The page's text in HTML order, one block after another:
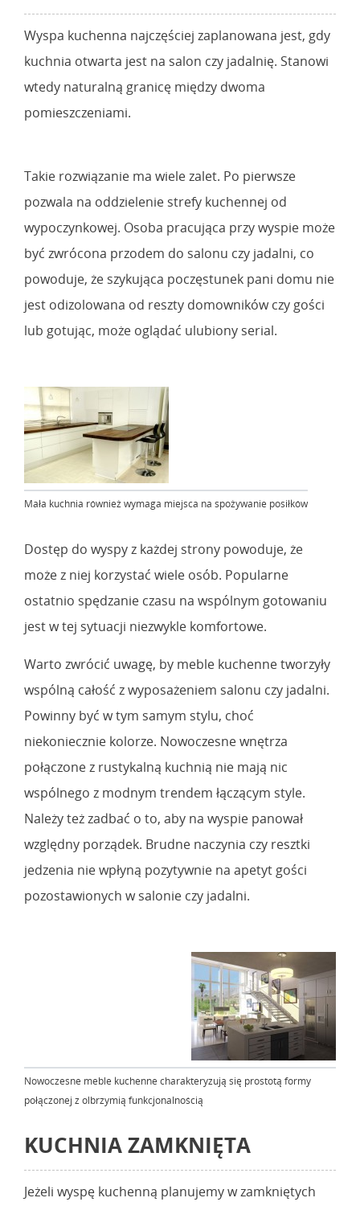
Wyspa kuchenna najczęściej zaplanowana jest, gdy
kuchnia otwarta jest na salon czy jadalnię. Stanowi
wtedy naturalną granicę między dwoma
pomieszczeniami.
Takie rozwiązanie ma wiele zalet. Po pierwsze
pozwala na oddzielenie strefy kuchennej od
wypoczynkowej. Osoba pracująca przy wyspie może
być zwrócona przodem do salonu czy jadalni, co
powoduje, że szykująca poczęstunek pani domu nie
jest odizolowana od reszty domowników czy gości
lub gotując, może oglądać ulubiony serial.
Mała kuchnia również wymaga miejsca na spożywanie posiłków
Dostęp do wyspy z każdej strony powoduje, że
może z niej korzystać wiele osób. Popularne
ostatnio spędzanie czasu na wspólnym gotowaniu
jest w tej sytuacji niezwykle komfortowe.
Warto zwrócić uwagę, by meble kuchenne tworzyły
wspólną całość z wyposażeniem salonu czy jadalni.
Powinny być w tym samym stylu, choć
niekoniecznie kolorze. Nowoczesne wnętrza
połączone z rustykalną kuchnią nie mają nic
wspólnego z modnym trendem łączącym style.
Należy też zadbać o to, aby na wyspie panował
względny porządek. Brudne naczynia czy resztki
jedzenia nie wpłyną pozytywnie na apetyt gości
pozostawionych w salonie czy jadalni.
Nowoczesne meble kuchenne charakteryzują się prostotą formy
połączonej z olbrzymią funkcjonalnością
KUCHNIA ZAMKNIĘTA
Jeżeli wyspę kuchenną planujemy w zamkniętych